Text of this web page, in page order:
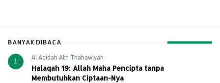
BANYAK DIBACA
1 Al Aqidah Ath Thahawiyah
Halaqah 19: Allah Maha Pencipta tanpa
Membutuhkan Ciptaan-Nya